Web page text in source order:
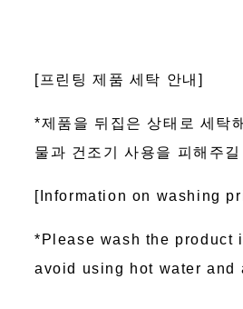
[프린팅 제품 세탁 안내]
*제품을 뒤집은 상태로 세탁
물과 건조기 사용을 피해주
[Information on washing
*Please wash the product
avoid using hot water and